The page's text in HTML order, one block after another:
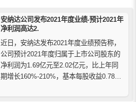
安纳达公司发布2021年度业绩-预计2021年
净利润高达2.
近日，安纳达发布2021年度业绩预告称，
公司预计2021年度归属于上市公司股东的
净利润为1.69亿元至2.02亿元，比上年同
期增长160%-210%，基本每股收益0.7873